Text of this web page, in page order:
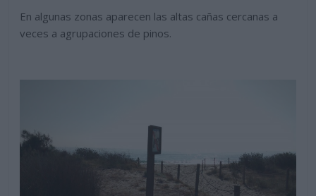
En algunas zonas aparecen las altas cañas cercanas a
veces a agrupaciones de pinos.